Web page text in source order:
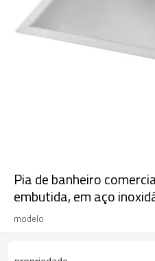
Pia de banheiro
embutida, em aço
modelo